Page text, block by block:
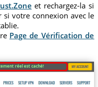
et rechargez-la si
votre connexion avec le
Page de Vérification de
réel est caché!